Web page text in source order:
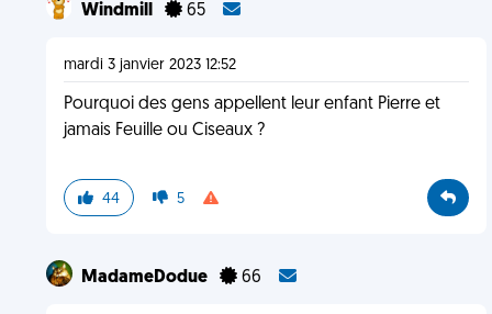
Windmill 65
mardi 3 janvier 2023 12:52
Pourquoi des gens appellent leur enfant Pierre et
jamais Feuille ou Ciseaux ?
44 5
MadameDodue 66